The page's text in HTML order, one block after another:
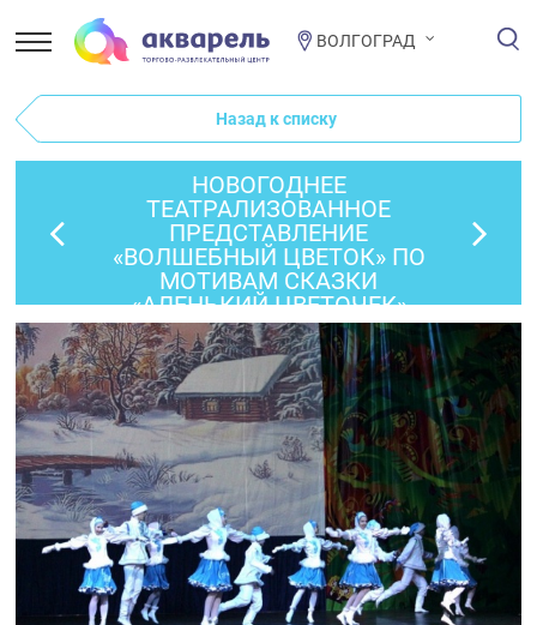
ВОЛГОГРАД
Назад к списку
НОВОГОДНЕЕ
ТЕАТРАЛИЗОВАННОЕ
ПРЕДСТАВЛЕНИЕ
«ВОЛШЕБНЫЙ ЦВЕТОК» ПО
МОТИВАМ СКАЗКИ
«АЛЕНЬКИЙ ЦВЕТОЧЕК»